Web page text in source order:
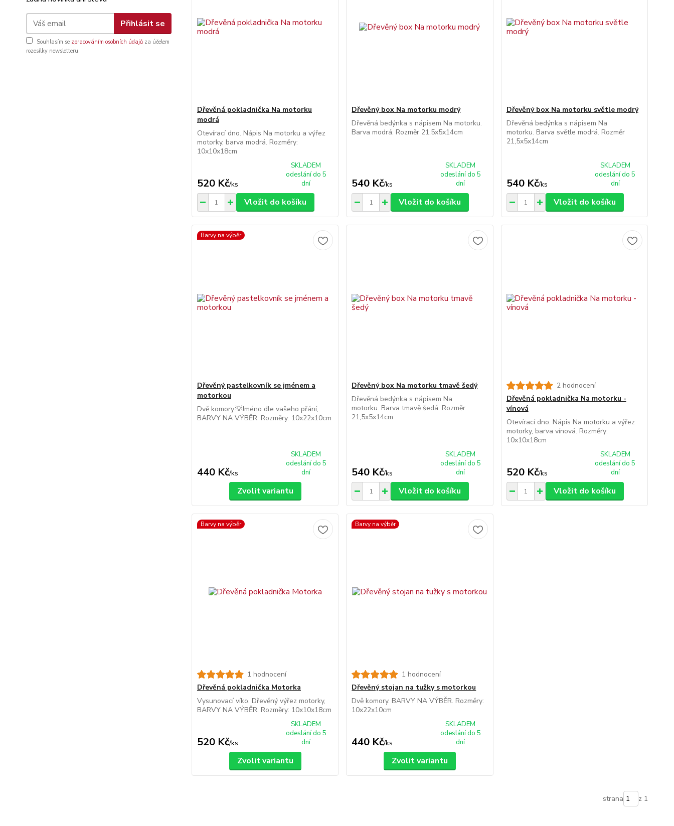
Přihlásit se
Souhlasím se zpracováním osobních údajů za účelem
rozesílky newsletteru.
Dřevěná pokladnička Na motorku
modrá
Otevírací dno. Nápis Na motorku a výřez
motorky, barva modrá. Rozměry:
10x10x18cm
520 Kč/ks
SKLADEM
odeslání do 5
dní
Vložit do košíku
Dřevěný box Na motorku modrý
Dřevěná bedýnka s nápisem Na motorku.
Barva modrá. Rozměr 21,5x5x14cm
540 Kč/ks
SKLADEM
odeslání do 5
dní
Vložit do košíku
Dřevěný box Na motorku světle modrý
Dřevěná bedýnka s nápisem Na
motorku. Barva světle modrá. Rozměr
21,5x5x14cm
540 Kč/ks
SKLADEM
odeslání do 5
dní
Vložit do košíku
Barvy na výběr
Dřevěný pastelkovník se jménem a
motorkou
Dvě komory.💡Jméno dle vašeho přání,
BARVY NA VÝBĚR. Rozměry: 10x22x10cm
440 Kč/ks
SKLADEM
odeslání do 5
dní
Zvolit variantu
Dřevěný box Na motorku tmavě šedý
Dřevěná bedýnka s nápisem Na
motorku. Barva tmavě šedá. Rozměr
21,5x5x14cm
540 Kč/ks
SKLADEM
odeslání do 5
dní
Vložit do košíku
2 hodnocení
Dřevěná pokladnička Na motorku -
vínová
Otevírací dno. Nápis Na motorku a výřez
motorky, barva vínová. Rozměry:
10x10x18cm
520 Kč/ks
SKLADEM
odeslání do 5
dní
Vložit do košíku
Barvy na výběr
1 hodnocení
Dřevěná pokladnička Motorka
Vysunovací víko. Dřevěný výřez motorky,
BARVY NA VÝBĚR. Rozměry: 10x10x18cm
520 Kč/ks
SKLADEM
odeslání do 5
dní
Zvolit variantu
Barvy na výběr
1 hodnocení
Dřevěný stojan na tužky s motorkou
Dvě komory. BARVY NA VÝBĚR. Rozměry:
10x22x10cm
440 Kč/ks
SKLADEM
odeslání do 5
dní
Zvolit variantu
strana z 1